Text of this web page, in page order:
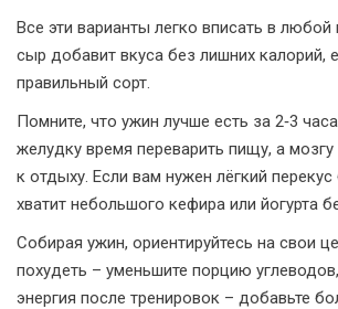
Все эти варианты легко вписать в любой
сыр добавит вкуса без лишних калорий,
правильный сорт.
Помните, что ужин лучше есть за 2‑3
желудку время переварить пищу, а мозгу
к отдыху. Если вам нужен лёгкий
хватит небольшого кефира или йогурта
Собирая ужин, ориентируйтесь на свои
похудеть – уменьшите порцию
энергия после тренировок – добавьте